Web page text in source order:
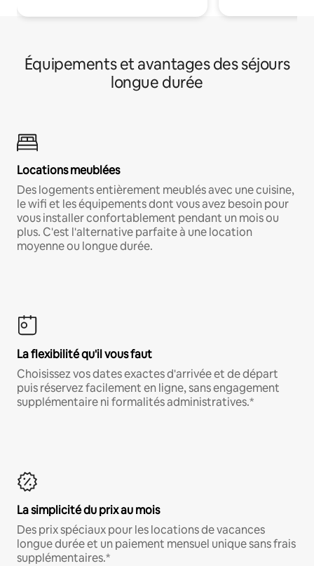
Équipements et avantages des séjours
longue durée
Locations meublées
Des logements entièrement meublés avec une cuisine,
le wifi et les équipements dont vous avez besoin pour
vous installer confortablement pendant un mois ou
plus. C'est l'alternative parfaite à une location
moyenne ou longue durée.
La flexibilité qu'il vous faut
Choisissez vos dates exactes d'arrivée et de départ
puis réservez facilement en ligne, sans engagement
supplémentaire ni formalités administratives.*
La simplicité du prix au mois
Des prix spéciaux pour les locations de vacances
longue durée et un paiement mensuel unique sans frais
supplémentaires.*